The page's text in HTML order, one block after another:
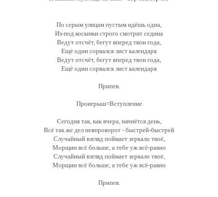
По серым улицам пустым идёшь одна,
Из-под косынки строго смотрит седина
Ведут отсчёт, бегут вперед твои года,
Ещё один сорвался лист календаря
Ведут отсчёт, бегут вперед твои года,
Ещё один сорвался лист календаря
Припев.
Проигрыш=Вступление
Сегодня так, как вчера, начнётся день,
Всё так же дел невпроворот - быстрей-быстрей
Случайный взгляд поймает зеркало твоё,
Морщин всё больше, а тебе уж всё-равно
Случайный взгляд поймает зеркало твоё,
Морщин всё больше, а тебе уж всё-равно
Припев.